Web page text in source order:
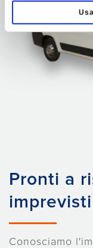
Pronti a
imprevisti
Conosciamo